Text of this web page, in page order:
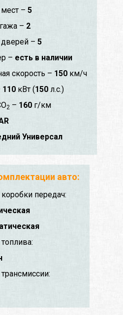
– 5
– 2
дверей – 5
– есть в наличии
скорость – 150 км/ч
110 кВт (150 л.с.)
2 – 160 г/км
Универсал
авто:
передач: